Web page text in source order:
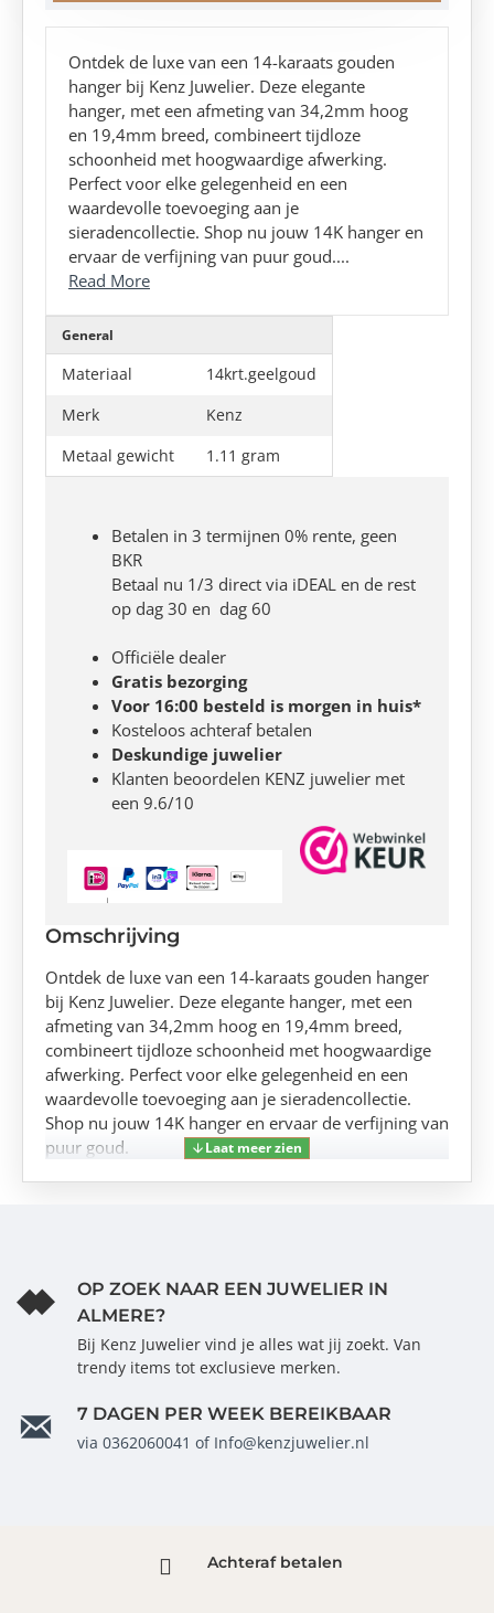
Ontdek de luxe van een 14-karaats gouden
hanger bij Kenz Juwelier. Deze elegante
hanger, met een afmeting van 34,2mm hoog
en 19,4mm breed, combineert tijdloze
schoonheid met hoogwaardige afwerking.
Perfect voor elke gelegenheid en een
waardevolle toevoeging aan je
sieradencollectie. Shop nu jouw 14K hanger en
ervaar de verfijning van puur goud....
Read More
General
Materiaal
14krt.geelgoud
Merk
Kenz
Metaal gewicht
1.11 gram
Betalen in 3 termijnen 0% rente, geen
BKR
Betaal nu 1/3 direct via iDEAL en de rest
op dag 30 en dag 60
Officiële dealer
Gratis bezorging
Voor 16:00 besteld is morgen in huis*
Kosteloos achteraf betalen
Deskundige juwelier
Klanten beoordelen KENZ juwelier met
een 9.6/10
Omschrijving
Ontdek de luxe van een 14-karaats gouden hanger
bij Kenz Juwelier. Deze elegante hanger, met een
afmeting van 34,2mm hoog en 19,4mm breed,
combineert tijdloze schoonheid met hoogwaardige
afwerking. Perfect voor elke gelegenheid en een
waardevolle toevoeging aan je sieradencollectie.
Shop nu jouw 14K hanger en ervaar de verfijning van
puur goud.
OP ZOEK NAAR EEN JUWELIER IN
ALMERE?
Bij Kenz Juwelier vind je alles wat jij zoekt. Van
trendy items tot exclusieve merken.
7 DAGEN PER WEEK BEREIKBAAR
via 0362060041 of Info@kenzjuwelier.nl
Achteraf betalen